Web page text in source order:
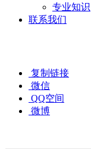
专业知识
联系我们
复制链接
微信
QQ空间
微博